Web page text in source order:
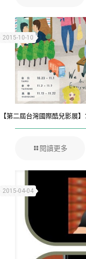
2015-10-10
【第二屆台灣國際酷兒影展
閱讀更多
2015-04-04